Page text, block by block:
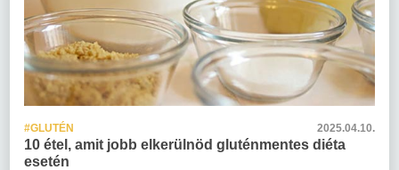
#GLUTÉN 2025.04.10.
10 étel, amit jobb elkerülnöd gluténmentes diéta
esetén